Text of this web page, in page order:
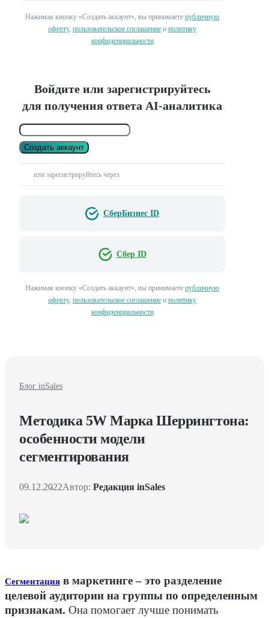
Нажимая кнопку «Создать аккаунт», вы принимаете публичную
оферту, пользовательское соглашение и политику
конфиденциальности
Войдите или зарегистрируйтесь
для получения ответа AI-аналитика
Создать аккаунт
или зарегистрируйтесь через
СберБизнес ID
Сбер ID
Нажимая кнопку «Создать аккаунт», вы принимаете публичную
оферту, пользовательское соглашение и политику
конфиденциальности
Блог inSales
Методика 5W Марка Шеррингтона:
особенности модели
сегментирования
09.12.2022Автор: Редакция inSales
Сегментация в маркетинге – это разделение
целевой аудитории на группы по определенным
признакам. Она помогает лучше понимать